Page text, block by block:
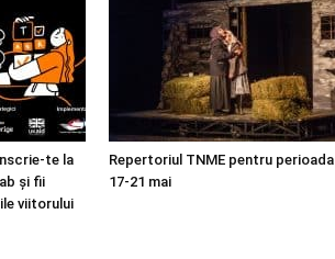
te la
și fii
viitorului
Repertoriul TNME pentru perioada
17-21 mai